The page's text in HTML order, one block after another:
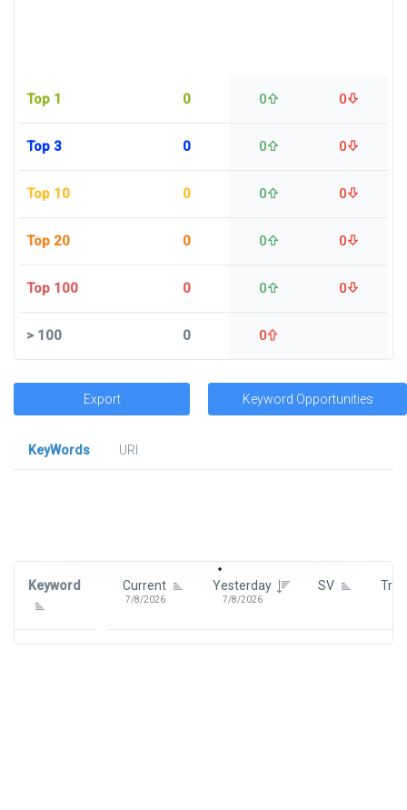
Top 1 0 0 0
Top 3 0 0 0
Top 10 0 0 0
Top 20 0 0 0
Top 100 0 0 0
>100 0 0
Export Keyword Opportunities
KeyWords
URl
Keyword Current
7/8/2026
Yesterday
7/8/2026
SV